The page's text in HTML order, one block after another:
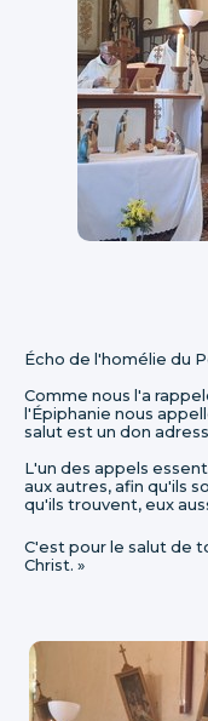
Écho de l'homélie du
Comme nous l'a
l'Épiphanie nous
salut est un don
L'un des appels
aux autres, afin qu'ils
qu'ils trouvent, eux
C'est pour le salut de
Christ. »